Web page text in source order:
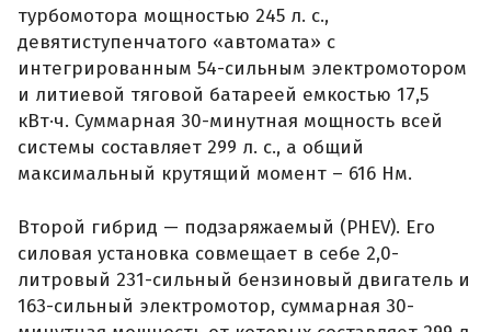
турбомотора мощностью 245 л. с.,
девятиступенчатого «автомата» с
интегрированным 54-сильным электромотором
и литиевой тяговой батареей емкостью 17,5
кВт·ч. Суммарная 30-минутная мощность всей
системы составляет 299 л. с., а общий
максимальный крутящий момент – 616 Нм.
Второй гибрид — подзаряжаемый (PHEV). Его
силовая установка совмещает в себе 2,0-
литровый 231-сильный бензиновый двигатель и
163-сильный электромотор, суммарная 30-